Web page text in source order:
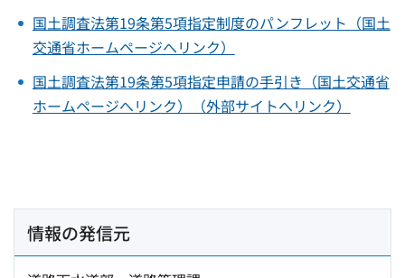
国土調査法第19条第5項指定制度のパンフレット（国土
交通省ホームページへリンク）
国土調査法第19条第5項指定申請の手引き（国土交通省
ホームページへリンク）（外部サイトへリンク）
情報の発信元